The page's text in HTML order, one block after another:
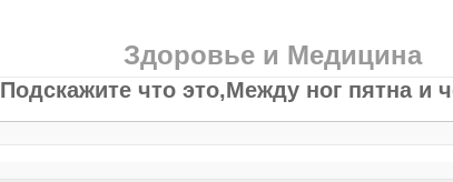
Здоровье и Медицина
Подскажите что это,Между ног пятна и